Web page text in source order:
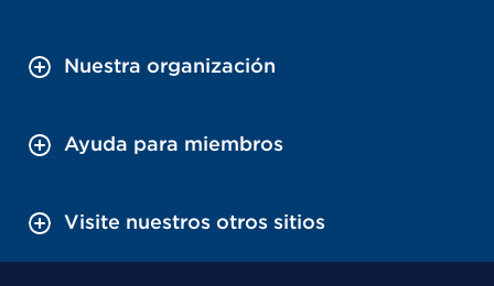
Nuestra organización
Ayuda para miembros
Visite nuestros otros sitios